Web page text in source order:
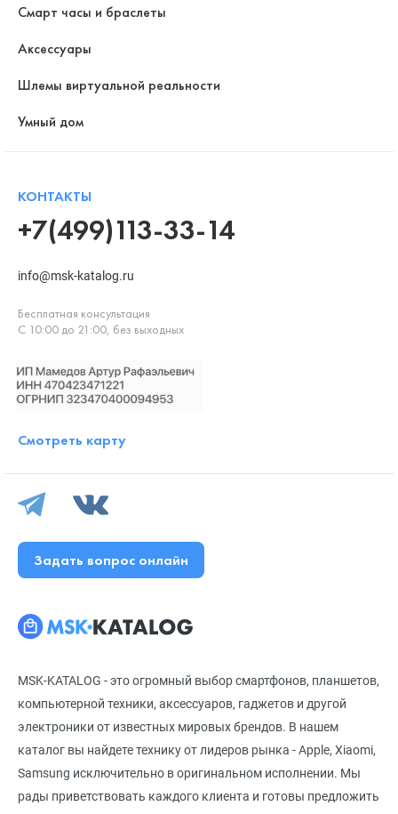
MSK-KATALOG - это огромный выбор смартфонов, планшетов,
компьютерной техники, аксессуаров, гаджетов и другой
электроники от известных мировых брендов. В нашем
каталог вы найдете технику от лидеров рынка - Apple, Xiaomi,
Samsung исключительно в оригинальном исполнении. Мы
рады приветствовать каждого клиента и готовы предложить
Смарт часы и браслеты
Аксессуары
Шлемы виртуальной реальности
Умный дом
КОНТАКТЫ
+7(499)113-33-14
info@msk-katalog.ru
Бесплатная консультация
С 10:00 до 21:00, без выходных
Смотреть карту
Задать вопрос онлайн